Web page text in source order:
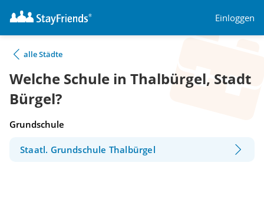
Einloggen
alle Städte
Welche Schule in Thalbürgel, Stadt
Bürgel?
Grundschule
Staatl. Grundschule Thalbürgel